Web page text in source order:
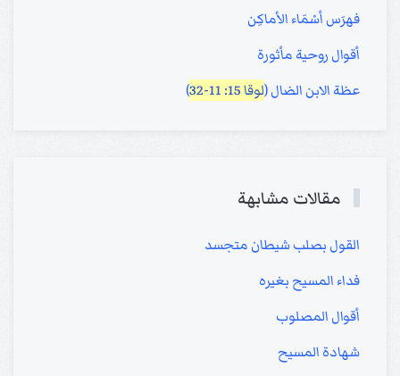
فهرَس أسْمَاء الأماكِن
أقوال روحية مأثورة
عظة الابن الضال (لوقا 15: 11-32 )
مقالات مشابهة
القول بصلب شيطان متجسد
فداء المسيح بغيره
أقوال المصلوب
شهادة المسيح